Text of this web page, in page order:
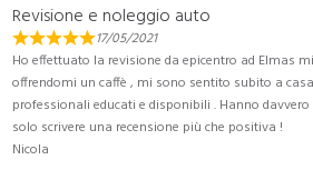
Revisione e noleggio auto
17/05/2021
Ho effettuato la revisione da epicentro ad Elmas
offrendomi un caffè , mi sono sentito subito a
professionali educati e disponibili . Hanno
solo scrivere una recensione più che positiva !
Nicola